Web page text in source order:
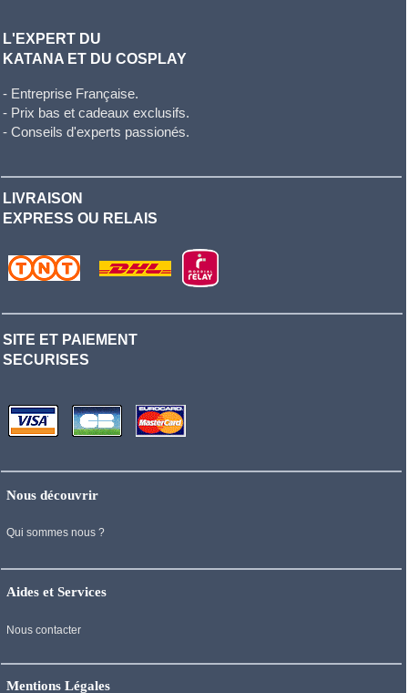
L'EXPERT DU
KATANA ET DU COSPLAY
- Entreprise Française.
- Prix bas et cadeaux exclusifs.
- Conseils d'experts passionés.
LIVRAISON
EXPRESS OU RELAIS
SITE ET PAIEMENT
SECURISES
Nous découvrir
Qui sommes nous ?
Aides et Services
Nous contacter
Mentions Légales